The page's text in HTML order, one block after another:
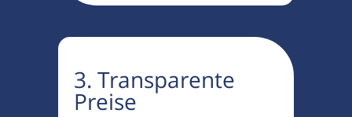
3. Transparente
Preise